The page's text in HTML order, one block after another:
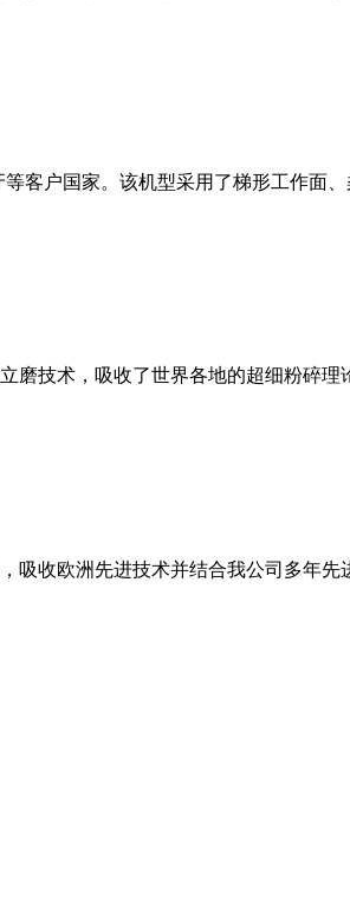
客户国家。该机型采用了梯形工作面
技术，吸收了世界各地的超细粉碎
收欧洲先进技术并结合我公司多年